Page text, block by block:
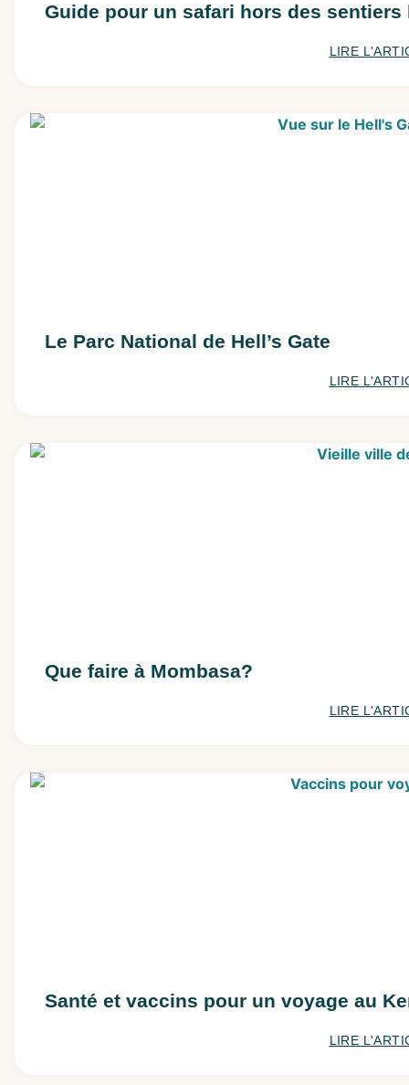
Guide pour un safari hors des sentiers
LIRE
Le Parc National de Hell’s Gate
LIRE
Que faire à Mombasa?
LIRE
Santé et vaccins pour un voyage au
LIRE